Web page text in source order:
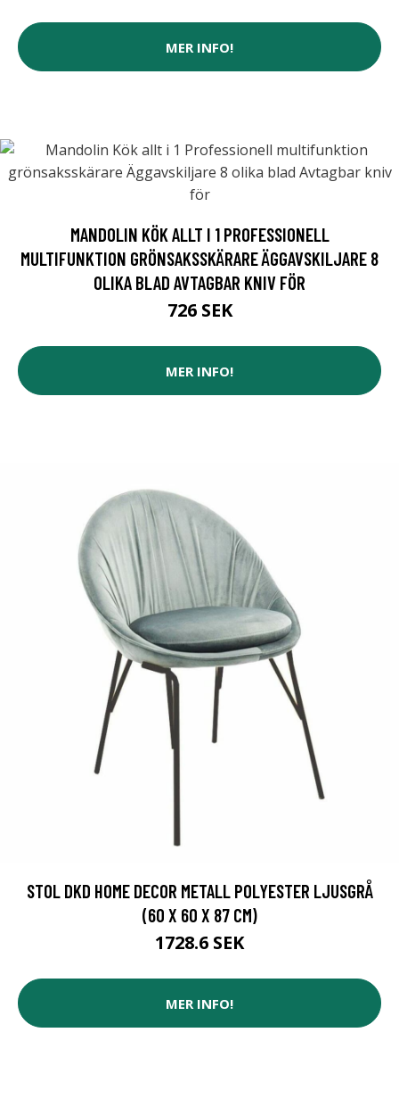
MER INFO!
MANDOLIN KÖK ALLT I 1 PROFESSIONELL
MULTIFUNKTION GRÖNSAKSSKÄRARE ÄGGAVSKILJARE 8
OLIKA BLAD AVTAGBAR KNIV FÖR
726 SEK
MER INFO!
STOL DKD HOME DECOR METALL POLYESTER LJUSGRÅ
(60 X 60 X 87 CM)
1728.6 SEK
MER INFO!